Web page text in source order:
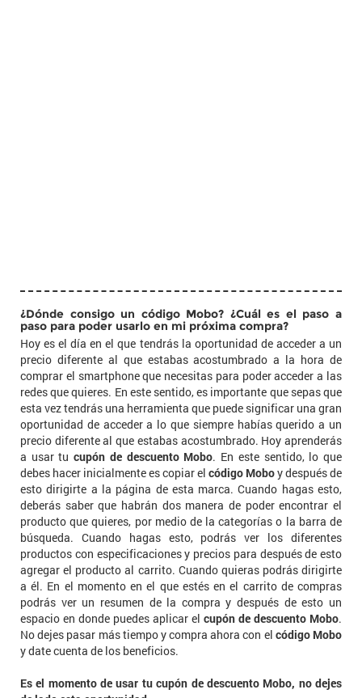
¿Dónde consigo un código Mobo? ¿Cuál es el paso a
paso para poder usarlo en mi próxima compra?
Hoy es el día en el que tendrás la oportunidad de acceder a un
precio diferente al que estabas acostumbrado a la hora de
comprar el smartphone que necesitas para poder acceder a las
redes que quieres. En este sentido, es importante que sepas que
esta vez tendrás una herramienta que puede significar una gran
oportunidad de acceder a lo que siempre habías querido a un
precio diferente al que estabas acostumbrado. Hoy aprenderás
a usar tucupón de descuento Mobo. En este sentido, lo que
debes hacer inicialmente es copiar el código Moboy después de
esto dirigirte a la página de esta marca. Cuando hagas esto,
deberás saber que habrán dos manera de poder encontrar el
producto que quieres, por medio de la categorías o la barra de
búsqueda. Cuando hagas esto, podrás ver los diferentes
productos con especificaciones y precios para después de esto
agregar el producto al carrito. Cuando quieras podrás dirigirte
a él. En el momento en el que estés en el carrito de compras
podrás ver un resumen de la compra y después de esto un
espacio en donde puedes aplicar el cupón de descuento Mobo.
No dejes pasar más tiempo y compra ahora con el código Mobo
y date cuenta de los beneficios.
Es el momento de usar tu cupón de descuento Mobo, no dejes